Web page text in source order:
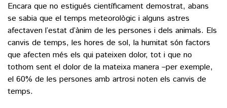
ACTUALITAT
POLÍTICA
SOCIETAT
ECONOMIA
VEURE TOTES
ESPORTS
FUTBOL
HOQUEI PATINS
CULTURA
Encara que no estigués científicament demostrat, abans
se sabia que el temps meteorològic i alguns astres
afectaven l’estat d’ànim de les persones i dels animals. Els
canvis de temps, les hores de sol, la humitat són factors
que afecten més els qui pateixen dolor, tot i que no
tothom sent el dolor de la mateixa manera –per exemple,
el 60% de les persones amb artrosi noten els canvis de
temps.